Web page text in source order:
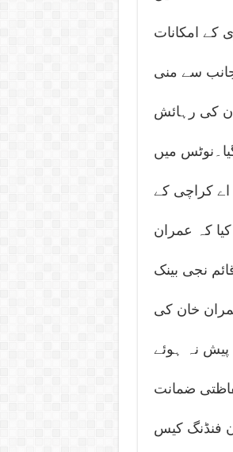
کے امکانات
سے منی
نوٹس ان کی رہائش
میں
کو) آج ایف آئی اے کراچی کے
کہ عمران
نجی بینک
خان کی
پیش نہ ہوئے
ضمانت
فنڈنگ کیس